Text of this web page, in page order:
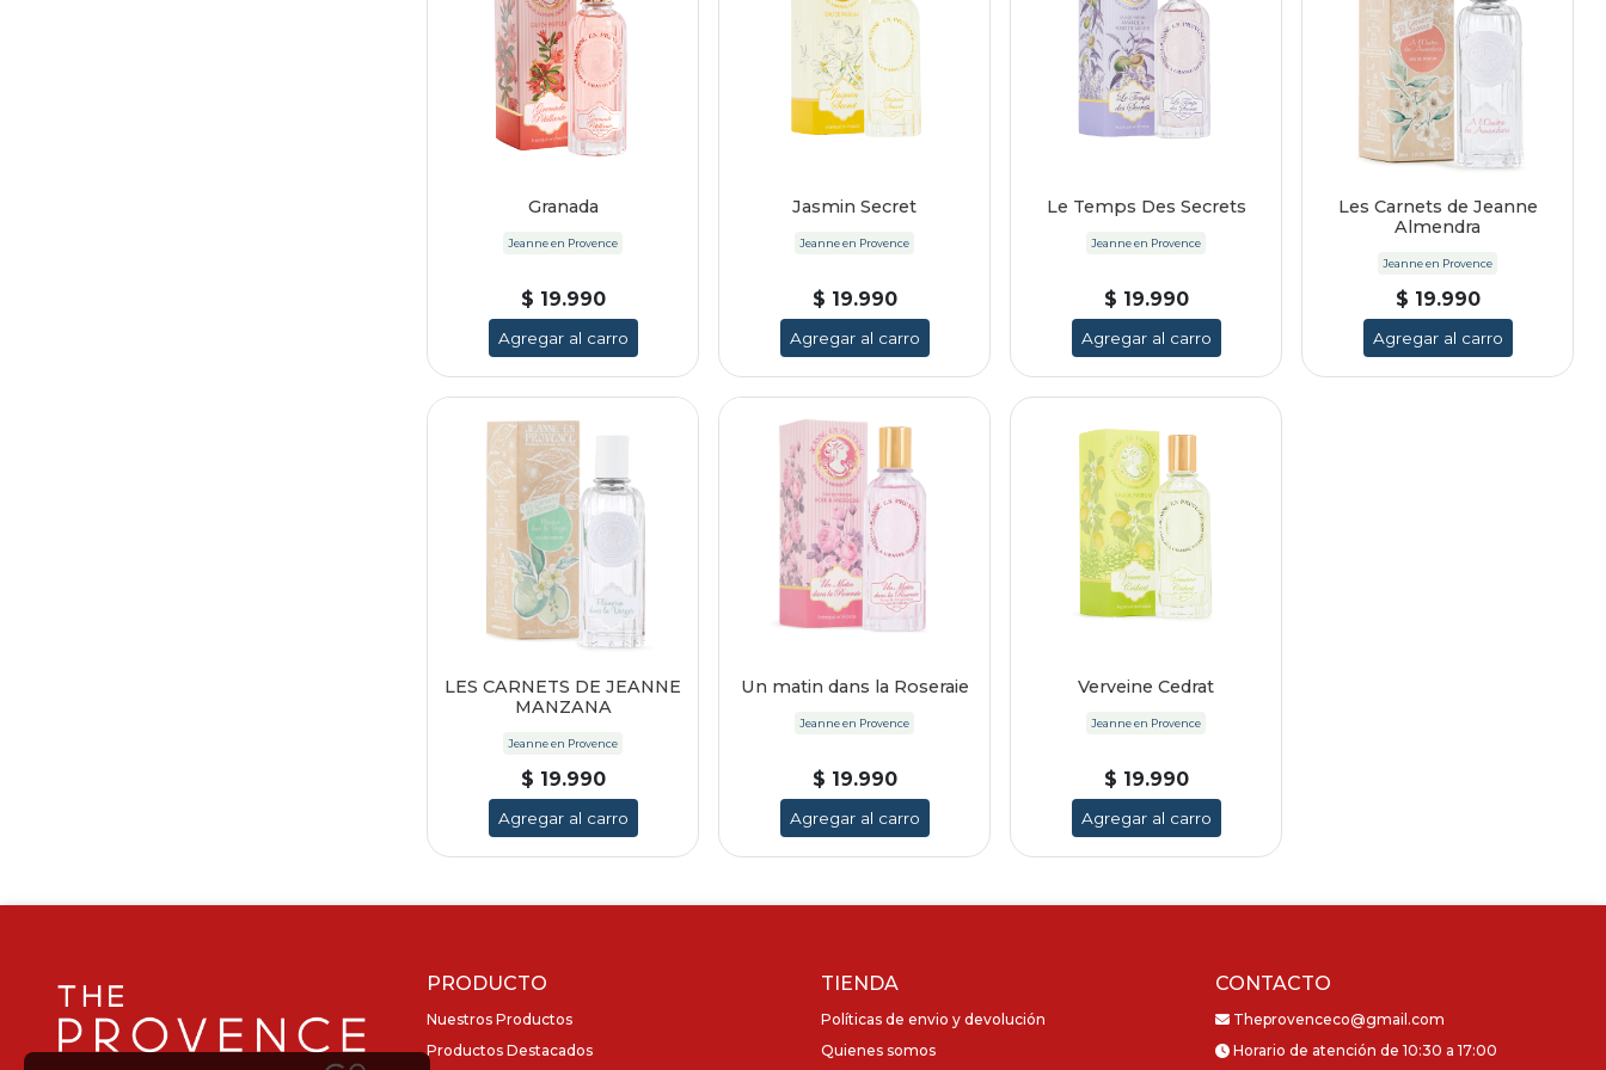
Granada
Jeanne en Provence
$ 19.990
Agregar al carro
Jasmin Secret
Jeanne en Provence
$ 19.990
Agregar al carro
Le Temps Des Secrets
Jeanne en Provence
$ 19.990
Agregar al carro
Les Carnets de Jeanne
Almendra
Jeanne en Provence
$ 19.990
Agregar al carro
LES CARNETS DE JEANNE
MANZANA
Jeanne en Provence
$ 19.990
Agregar al carro
Un matin dans la Roseraie
Jeanne en Provence
$ 19.990
Agregar al carro
Verveine Cedrat
Jeanne en Provence
$ 19.990
Agregar al carro
PRODUCTO
Nuestros Productos
Productos Destacados
TIENDA
Políticas de envio y devolución
Quienes somos
CONTACTO
Theprovenceco@gmail.com
Horario de atención de 10:30 a 17:00